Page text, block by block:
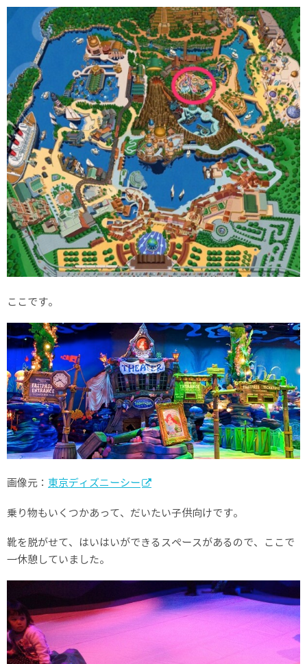
ここです。
画像元： 東京ディズニーシー
乗り物もいくつかあって、だいたい子供向けです。
靴を脱がせて、はいはいができるスペースがあるので、ここで
一休憩していました。